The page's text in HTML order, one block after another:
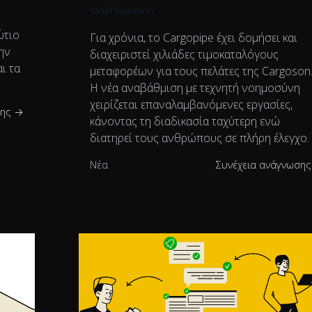
τα
→
Tanel Vaarmann
Για χρόνια, το Cargopipe έχει δομήσει και
διαχειριστεί χιλιάδες τιμοκαταλόγους
μεταφορέων για τους πελάτες της
Η νέα αναβάθμιση με τεχνητή νοημοσύνη
χειρίζεται επαναλαμβανόμενες εργασίες,
κάνοντας τη διαδικασία ταχύτερη ενώ
διατηρεί τους ανθρώπους σε πλήρη έλεγχο.
Νέα Συνέχεια